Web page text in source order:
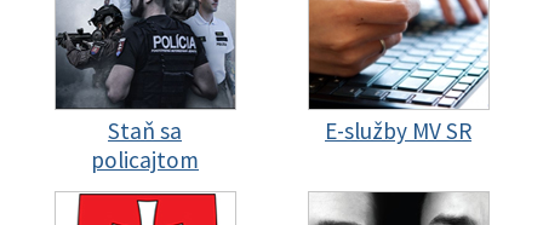
Staň sa
policajtom
E-služby MV SR